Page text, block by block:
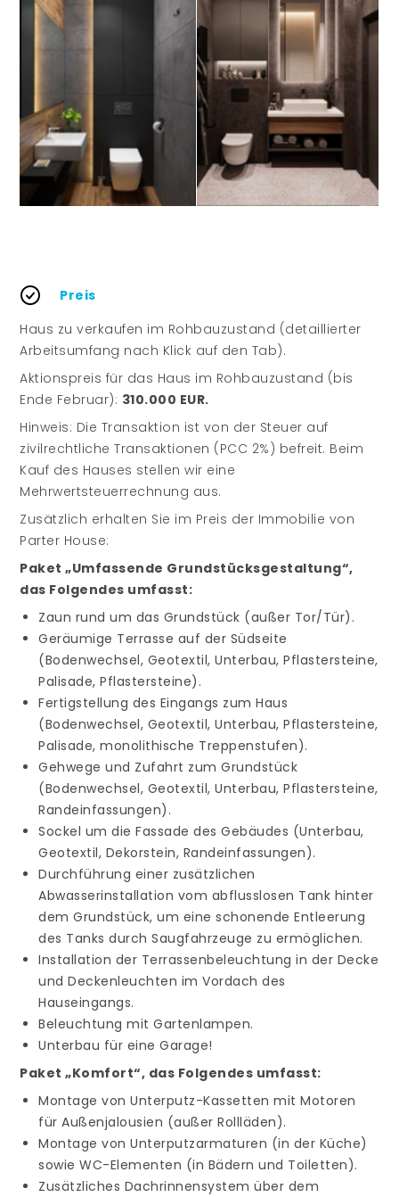
Preis
Haus zu verkaufen im Rohbauzustand (detaillierter
Arbeitsumfang nach Klick auf den Tab).
Aktionspreis für das Haus im Rohbauzustand (bis
Ende Februar): 310.000 EUR.
Hinweis: Die Transaktion ist von der Steuer auf
zivilrechtliche Transaktionen (PCC 2%) befreit. Beim
Kauf des Hauses stellen wir eine
Mehrwertsteuerrechnung aus.
Zusätzlich erhalten Sie im Preis der Immobilie von
Parter House:
Paket „Umfassende Grundstücksgestaltung“,
das Folgendes umfasst:
Zaun rund um das Grundstück (außer Tor/Tür).
Geräumige Terrasse auf der Südseite
(Bodenwechsel, Geotextil, Unterbau, Pflastersteine,
Palisade, Pflastersteine).
Fertigstellung des Eingangs zum Haus
(Bodenwechsel, Geotextil, Unterbau, Pflastersteine,
Palisade, monolithische Treppenstufen).
Gehwege und Zufahrt zum Grundstück
(Bodenwechsel, Geotextil, Unterbau, Pflastersteine,
Randeinfassungen).
Sockel um die Fassade des Gebäudes (Unterbau,
Geotextil, Dekorstein, Randeinfassungen).
Durchführung einer zusätzlichen
Abwasserinstallation vom abflusslosen Tank hinter
dem Grundstück, um eine schonende Entleerung
des Tanks durch Saugfahrzeuge zu ermöglichen.
Installation der Terrassenbeleuchtung in der Decke
und Deckenleuchten im Vordach des
Hauseingangs.
Beleuchtung mit Gartenlampen.
Unterbau für eine Garage!
Paket „Komfort“, das Folgendes umfasst:
Montage von Unterputz-Kassetten mit Motoren
für Außenjalousien (außer Rollläden).
Montage von Unterputzarmaturen (in der Küche)
sowie WC-Elementen (in Bädern und Toiletten).
Zusätzliches Dachrinnensystem über dem